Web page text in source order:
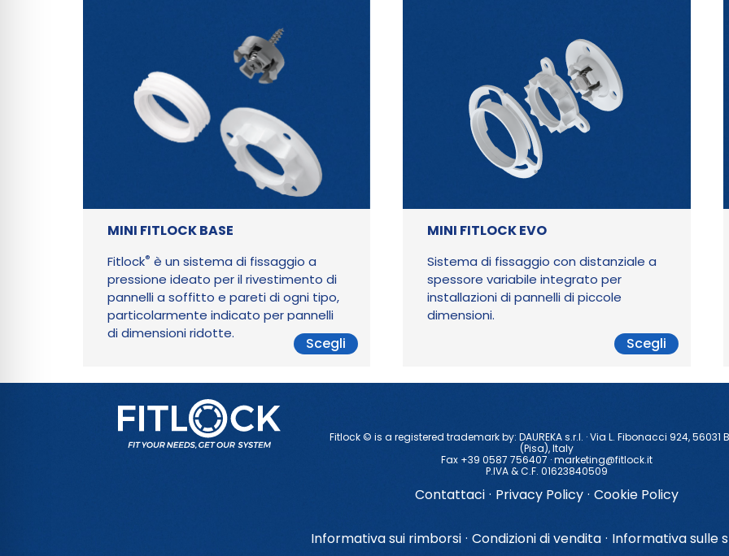
MINI FITLOCK BASE
Fitlock® è un sistema di fissaggio a
pressione ideato per il rivestimento di
pannelli a soffitto e pareti di ogni tipo,
particolarmente indicato per pannelli
di dimensioni ridotte.
Scegli
MINI FITLOCK EVO
Sistema di fissaggio con distanziale a
spessore variabile integrato per
installazioni di pannelli di piccole
dimensioni.
Scegli
Fitlock © is a registered trademark by: DAUREKA s.r.l. · Via L. Fibonacci 924, 56031
(Pisa), ltaly
Fax +39 0587 756407 ·marketing@fitlock.it
P.IVA & C.F. 01623840509
Contattaci · Privacy Policy · Cookie Policy
Informativa sui rimborsi · Condizioni di vendita · Informativa sulle